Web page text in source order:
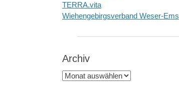
TERRA.vita
Wiehengebirgsverband Weser-Ems
Archiv
Archiv